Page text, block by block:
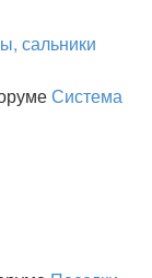
сальники
Система